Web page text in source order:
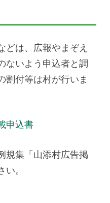
どは、広報やまぞえ
ないよう申込者と調
割付等は村が行いま
申込書
規集「山添村広告掲
。